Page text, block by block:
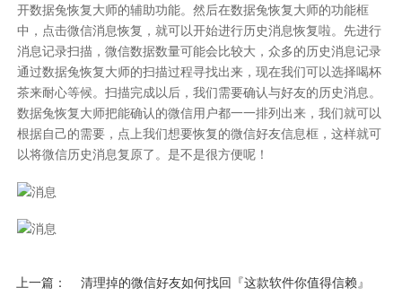
开数据兔恢复大师的辅助功能。然后在数据兔恢复大师的功能框
中，点击微信消息恢复，就可以开始进行历史消息恢复啦。先进行
消息记录扫描，微信数据数量可能会比较大，众多的历史消息记录
通过数据兔恢复大师的扫描过程寻找出来，现在我们可以选择喝杯
茶来耐心等候。扫描完成以后，我们需要确认与好友的历史消息。
数据兔恢复大师把能确认的微信用户都一一排列出来，我们就可以
根据自己的需要，点上我们想要恢复的微信好友信息框，这样就可
以将微信历史消息复原了。是不是很方便呢！
上一篇
清理掉的微信好友如何找回『这款软件你值得信赖』